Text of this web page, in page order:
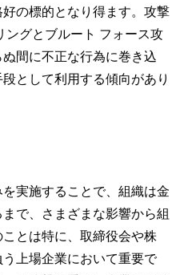
の標的となり得ます。攻撃
ングとブルート フォース攻
間に不正な行為に巻き込
として利用する傾向があり
実施することで、組織は金
で、さまざまな影響から組
とは特に、取締役会や株
上場企業において重要で